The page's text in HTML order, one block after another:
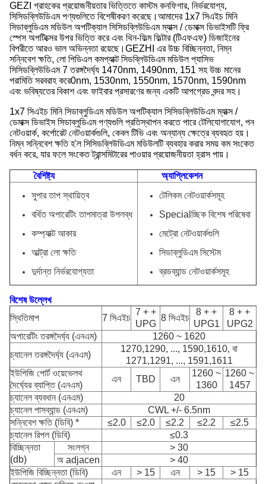
GEZI গ্রাহকের প্রয়োজনীয়তার ভিত্তিতে কাস্টম কনফিগার, নির্ভরযোগ্য,
সিসিডব্লিউডিএম পণ্যগুলিতে বিশেষীকরণ করেছে।আমাদের 1x7 সিএইচ মিনি
সিডাব্লুডিএম মডিউল অপটিক্যাল সিসিডব্লিউডিএম ম্যাক্স / ডেমাক্স ডিভাইসটি ফ্রি
স্পেস অপটিক্সের উপর ভিত্তি করে এবং থিন-ফিল্ম ফিল্টার (টিএফএফ) ডিজাইনের
বিপরীতে আরও ভাল অভিন্নতা রয়েছে।GEZHI এর উচ্চ বিচ্ছিন্নতা, নিম্ন
সন্নিবেশ ক্ষতি, লো পিডিএল কমপ্যাক্ট সিডব্লিউডিএম মডিউল প্যাসিভ
সিসিডব্লিউডিএম 7 তরঙ্গদৈর্ঘ্য 1470nm, 1490nm, 151 সহ উচ্চ মানের
পরামিতি সরবরাহ করে0nm, 1530nm, 1550nm, 1570nm, 1590nm
এবং ভবিষ্যতের বিকাশ এবং ফাইবার প্রসারণের জন্য একটি আপগ্রেড বন্দর সহ।
1x7 সিএইচ মিনি সিডাব্লুডিএম মডিউল অপটিক্যাল সিসিডব্লিউডিএম ম্যাক্স /
ডেমাক্স ডিভাইস সিডাব্লুডিএম পণ্যগুলি প্রতিস্থাপন করতে পারে টেলিযোগাযোগ, পন
নেটওয়ার্ক, কর্পোরেট নেটওয়ার্কগুলি, কেবল টিভি এবং অন্যান্য ক্ষেত্রে ব্যবহৃত হয়।
নিম্ন সন্নিবেশ ক্ষতি হ'ল সিসিডব্লিউডিএম মডিউলটি ব্যবহার করার সময় কম সংকেত
বর্ধন করে, যার ফলে সংকেত ট্রান্সমিটারের পাওয়ার প্রয়োজনীয়তা হ্রাস পায়।
বৈশিষ্ট্য
অ্যাপ্লিকেশন
সুপার তাপ স্থায়িত্ব
বর্ধিত অপারেটিং তাপমাত্রা উপলব্ধ
কম্প্যাক্ট আকার
আল্ট্রা লো ক্ষতি
দুর্দান্ত নির্ভরযোগ্যতা
টেলিকম নেটওয়ার্কসমূহ
Specialচ্ছিক বিশেষ পরিষেবা
মেট্রো নেটওয়ার্কগুলি
সিডাব্লুডিএম সিস্টেম
ব্রডব্যান্ড নেটওয়ার্কসমূহ
বিশেষ উল্লেখ
স্থিতিমাপ
7 সিএইচ
7 + +
UPG
8 সিএইচ
8 + +
UPG1
8 + +
UPG2
অপারেটিং তরঙ্গদৈর্ঘ্য (এনএম)
1260 ~ 1620
চ্যানেল তরঙ্গদৈর্ঘ্য (এনএম)
1270,1290, ..., 1590,1610, বা
1271,1291, ..., 1591,1611
ইউপিজি পোর্ট ওয়েভেলথ
দৈর্ঘ্যের ব্যাপ্তি (এনএম)
এন TBD এন
1260 ~
1360
1260 ~
1457
চ্যানেল ব্যবধান (এনএম)
20
চ্যানেল পাসব্যান্ড (এনএম)
CWL +/- 6.5nm
সন্নিবেশ ক্ষতি (ডিবি) *
≤2.0 ≤2.0 ≤2.2 ≤2.2
≤2.5
চ্যানেল রিপল (ডিবি)
≤0.3
বিচ্ছিন্নতা
(db)
সংলগ্ন
> 30
অ adjacen
> 40
ইউপিজি বিচ্ছিন্নতা (ডিবি)
এন > 15 এন > 15
> 15